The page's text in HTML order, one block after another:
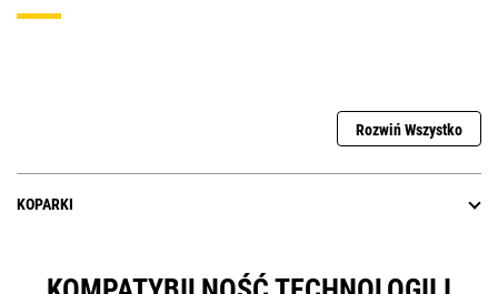
Rozwiń Wszystko
KOPARKI